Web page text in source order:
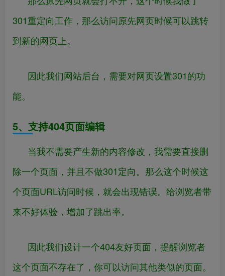
301重定向工作，那么访问原先网页时候可以跳转
到新的网页上。
因此我们网站后台，需要对网页设置301的功
能。
5、支持404页面编辑
当我不需要产生新的内容修改，我需要直接删
除一个页面，并且不做301定向。那么这个时候这
个页面URL访问时候，就会出现错误。给浏览者带
来不好体验，增加了跳出率。
因此我们设计一个404友好页面，提醒浏览者
这个页面不存在了，你可以访问其他类似的页面。